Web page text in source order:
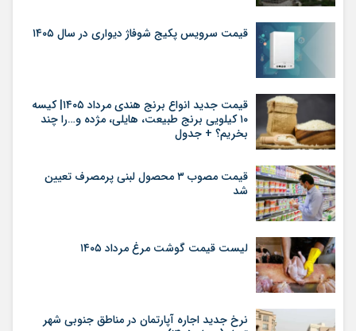
قیمت سرویس پکیج شوفاژ دیواری در سال ۱۴۰۵
قیمت جدید انواع برنج هندی مرداد ۱۴۰۵| کیسه
۱۰ کیلویی برنج طبیعت، هایلی، مژده و…را چند
بخریم؟ + جدول
قیمت مصوب ۳ محصول لبنی پرمصرف تعیین
شد
لیست قیمت گوشت مرغ مرداد ۱۴۰۵
نرخ جدید اجاره آپارتمان در مناطق جنوبی شهر